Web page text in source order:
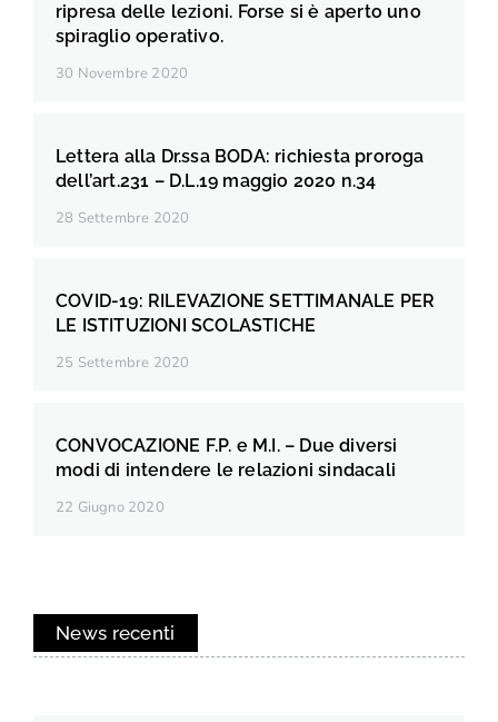
ripresa delle lezioni. Forse si è aperto uno
spiraglio operativo.
30 Novembre 2020
Lettera alla Dr.ssa BODA: richiesta proroga
dell’art.231 – D.L.19 maggio 2020 n.34
28 Settembre 2020
COVID-19: RILEVAZIONE SETTIMANALE PER
LE ISTITUZIONI SCOLASTICHE
25 Settembre 2020
CONVOCAZIONE F.P. e M.I. – Due diversi
modi di intendere le relazioni sindacali
22 Giugno 2020
News recenti